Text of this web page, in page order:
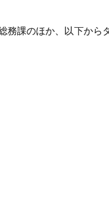
務課のほか、以下から